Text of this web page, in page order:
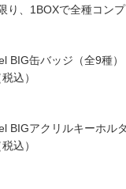
、1BOXで全種コンプ
BIG缶バッジ（全9種）
込）
BIGアクリルキーホル
込）